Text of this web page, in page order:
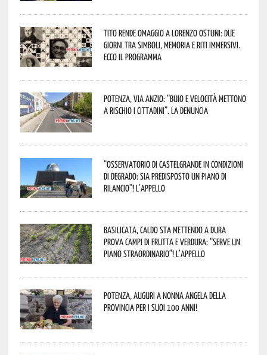
Tito rende omaggio a Lorenzo Ostuni: due
giorni tra simboli, memoria e riti immersivi.
Ecco il programma
Potenza, Via Anzio: “Buio e velocità mettono
a rischio i cittadini”. La denuncia
“Osservatorio di Castelgrande in condizioni
di degrado: sia predisposto un piano di
rilancio”! L’appello
Basilicata, caldo sta mettendo a dura
prova campi di frutta e verdura: “Serve un
piano straordinario”! L’appello
Potenza, auguri a nonna Angela della
provincia per i suoi 100 anni!